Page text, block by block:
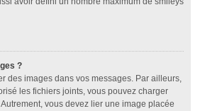
?
des images dans vos messages. Par ailleurs,
les fichiers joints, vous pouvez charger
vous devez lier une image placée